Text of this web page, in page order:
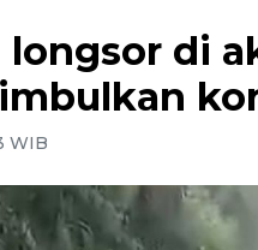
di
WIB